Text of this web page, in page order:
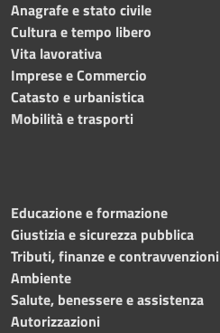
Anagrafe e stato civile
Cultura e tempo libero
Vita lavorativa
Imprese e Commercio
Catasto e urbanistica
Mobilità e trasporti
Educazione e formazione
Giustizia e sicurezza pubblica
Tributi, finanze e contravvenzioni
Ambiente
Salute, benessere e assistenza
Autorizzazioni